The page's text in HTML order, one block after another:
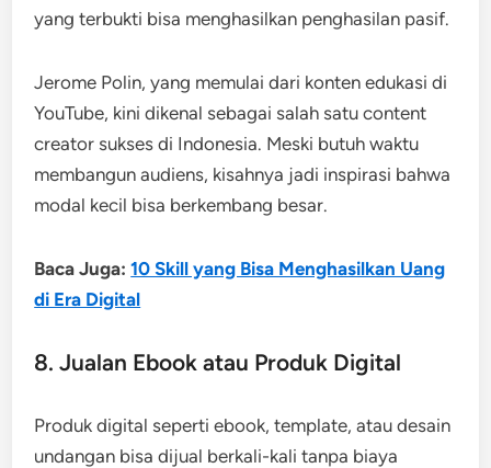
yang terbukti bisa menghasilkan penghasilan pasif.
Jerome Polin, yang memulai dari konten edukasi di
YouTube, kini dikenal sebagai salah satu content
creator sukses di Indonesia. Meski butuh waktu
membangun audiens, kisahnya jadi inspirasi bahwa
modal kecil bisa berkembang besar.
Baca Juga:10 Skill yang Bisa Menghasilkan Uang
di Era Digital
8. Jualan Ebook atau Produk Digital
Produk digital seperti ebook, template, atau desain
undangan bisa dijual berkali-kali tanpa biaya